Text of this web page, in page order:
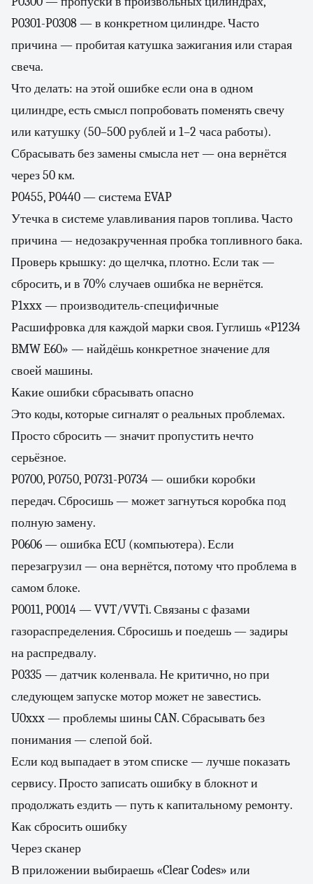
P0301-P0308 — в конкретном цилиндре. Часто
причина — пробитая катушка зажигания или старая
свеча.
Что делать: на этой ошибке если она в одном
цилиндре, есть смысл попробовать поменять свечу
или катушку (50–500 рублей и 1–2 часа работы).
Сбрасывать без замены смысла нет — она вернётся
через 50 км.
P0455, P0440 — система EVAP
Утечка в системе улавливания паров топлива. Часто
причина — недозакрученная пробка топливного бака.
Проверь крышку: до щелчка, плотно. Если так —
сбросить, и в 70% случаев ошибка не вернётся.
P1xxx — производитель-специфичные
Расшифровка для каждой марки своя. Гуглишь «P1234
BMW E60» — найдёшь конкретное значение для
своей машины.
Какие ошибки сбрасывать опасно
Это коды, которые сигналят о реальных проблемах.
Просто сбросить — значит пропустить нечто
серьёзное.
P0700, P0750, P0731-P0734 — ошибки коробки
передач. Сбросишь — может загнуться коробка под
полную замену.
P0606 — ошибка ECU (компьютера). Если
перезагрузил — она вернётся, потому что проблема в
самом блоке.
P0011, P0014 — VVT/VVTi. Связаны с фазами
газораспределения. Сбросишь и поедешь — задиры
на распредвалу.
P0335 — датчик коленвала. Не критично, но при
следующем запуске мотор может не завестись.
U0xxx — проблемы шины CAN. Сбрасывать без
понимания — слепой бой.
Если код выпадает в этом списке — лучше показать
сервису. Просто записать ошибку в блокнот и
продолжать ездить — путь к капитальному ремонту.
Как сбросить ошибку
Через сканер
В приложении выбираешь «Clear Codes» или